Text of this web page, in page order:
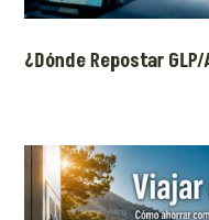
¿Dónde Repostar